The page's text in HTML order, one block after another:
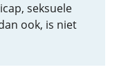
seksuele
ook, is niet